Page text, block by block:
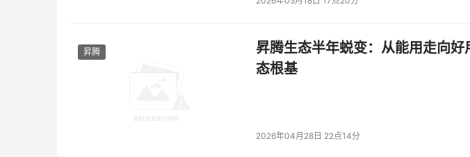
昇腾
昇腾生态半年蜕变：从能用走向
态根基
2026年04月28日 22点14分